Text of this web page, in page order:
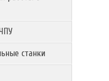
станки